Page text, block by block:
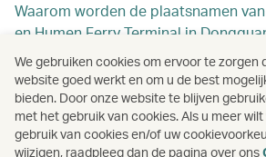
Waarom worden de plaatsnamen
en Humen Ferry Terminal in
weergegeven als respectievelijk
Guangzhou?
Voor welke routes kan ik Direct
We gebruiken cookies om ervoor te zorgen
website goed werkt en om u de best
bieden. Door onze website te blijven
met het gebruik van cookies. Als u meer
gebruik van cookies en/of uw
wijzigen, raadpleeg dan de pagina over ons